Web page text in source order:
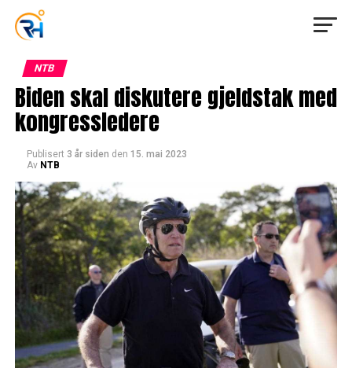
NTB
Biden skal diskutere gjeldstak med
kongressledere
Publisert 3 år siden den 15. mai 2023
Av NTB